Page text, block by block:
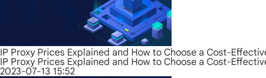
IP Proxy Prices Explained and How to Choose a Cost-
IP Proxy Prices Explained and How to Choose a Cost-
2023-07-13 15:52